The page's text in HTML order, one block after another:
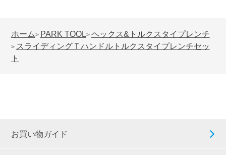
ホーム> PARK TOOL> ヘックス&トルクスタイプレンチ
> スライディングＴハンドルトルクスタイプレンチセッ
ト
お買い物ガイド